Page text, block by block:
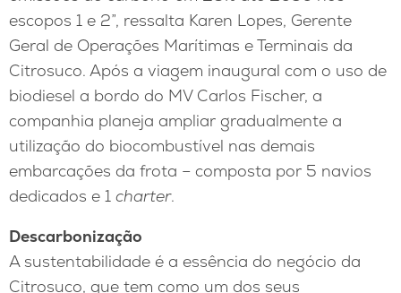
escopos 1 e 2”, ressalta Karen Lopes, Gerente
Geral de Operações Marítimas e Terminais da
Citrosuco. Após a viagem inaugural com o uso de
biodiesel a bordo do MV Carlos Fischer, a
companhia planeja ampliar gradualmente a
utilização do biocombustível nas demais
embarcações da frota – composta por 5 navios
dedicados e 1 charter.
Descarbonização
A sustentabilidade é a essência do negócio da
Citrosuco, que tem como um dos seus